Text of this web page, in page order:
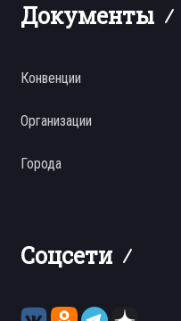
Документы
Конвенции
Организации
Города
Соцсети